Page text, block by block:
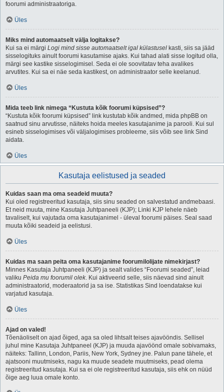
foorumi administraatoriga.
Üles
Miks mind automaatselt välja logitakse?
Kui sa ei märgi Logi mind sisse automaatselt igal külastusel kasti, siis sa jääd
sisselogituks ainult foorumi kasutamise ajaks. Kui tahad alati sisse logitud olla,
märgi see kastike sisselogimisel. Seda ei ole soovitatav teha avalikes
arvutites. Kui sa ei näe seda kastikest, on administraator selle keelanud.
Üles
Mida teeb link nimega “Kustuta kõik foorumi küpsised”?
“Kustuta kõik foorumi küpsised” link kustutab kõik andmed, mida phpBB on
saatnud sinu arvutisse, näiteks hoida meeles kasutajanime ja parooli. Kui sul
esineb sisselogimises või väljalogimises probleeme, siis võib see link Sind
aidata.
Üles
Kasutaja eelistused ja seaded
Kuidas saan ma oma seadeid muuta?
Kui oled registreeritud kasutaja, siis sinu seaded on salvestatud andmebaasi.
Et neid muuta, mine Kasutaja Juhtpaneeli (KJP); Linki KJP lehele näeb
tavaliselt, kui vajutada oma kasutajanimel - üleval foorumi päises. Seal saad
muuta kõiki seadeid ja eelistusi.
Üles
Kuidas ma saan peita oma kasutajanime foorumilolijate nimekirjast?
Minnes Kasutaja Juhtpaneeli (KJP) ja sealt valides “Foorumi seaded”, leiad
valiku Peida mu foorumil olek. Kui aktiveerid selle, siis näevad sind ainult
administraatorid, moderaatorid ja sa ise. Statistikas Sind loendatakse kui
varjatud kasutaja.
Üles
Ajad on valed!
Tõenäoliselt on ajad õiged, aga sa oled lihtsalt teises ajavööndis. Sellisel
juhul mine Kasutaja Juhtpaneel (KJP) ja muuda ajavöönd omale sobivamaks,
näiteks: Tallinn, London, Pariis, New York, Sydney jne. Palun pane tähele, et
ajatsooni muutmiseks, nagu ka muude seadete muutmiseks, pead olema
registreeritud kasutaja. Kui sa ei ole registreeritud kasutaja, siis ehk on nüüd
õige aeg luua omale konto.